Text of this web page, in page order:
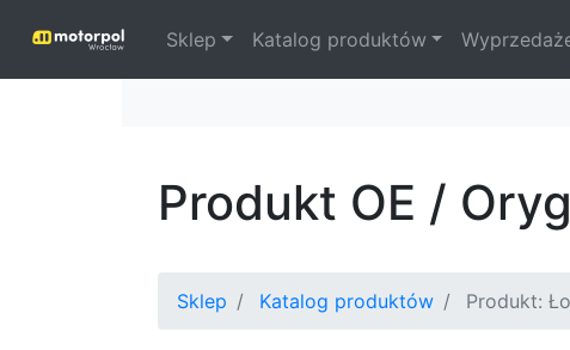
Sklep Katalog produktów
Produkt OE /
Sklep Katalog produktów Produkt: